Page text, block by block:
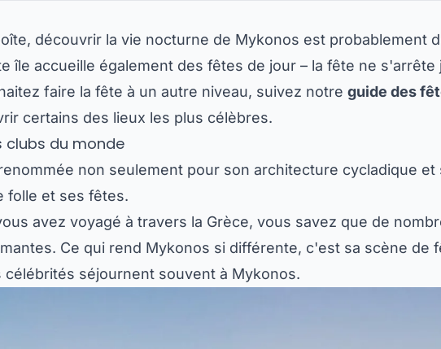
découvrir la vie nocturne de Mykonos est probablement
île accueille également des fêtes de jour – la fête ne s'arrête
faire la fête à un autre niveau, suivez notre guide des
certains des lieux les plus célèbres.
clubs du monde
non seulement pour son architecture cycladique et
folle et ses fêtes.
avez voyagé à travers la Grèce, vous savez que de
Ce qui rend Mykonos si différente, c'est sa scène de
séjournent souvent à Mykonos.